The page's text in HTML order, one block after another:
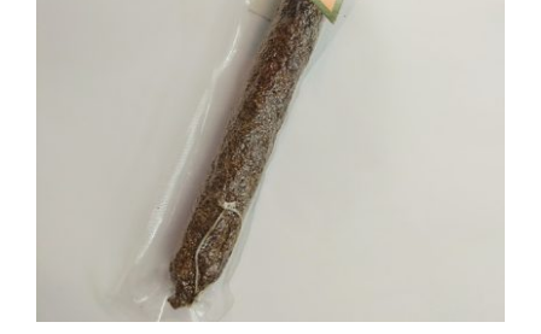
AÑADIR AL CARRITO